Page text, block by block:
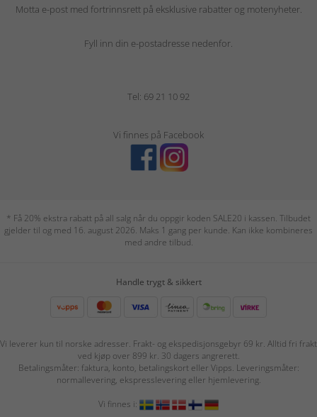
Motta e-post med fortrinnsrett på eksklusive rabatter og motenyheter.
Fyll inn din e-postadresse nedenfor.
Tel: 69 21 10 92
Vi finnes på Facebook
* Få 20% ekstra rabatt på all salg når du oppgir koden SALE20 i kassen. Tilbudet
gjelder til og med 16. august 2026. Maks 1 gang per kunde. Kan ikke kombineres
med andre tilbud.
Handle trygt & sikkert
Vi leverer kun til norske adresser. Frakt- og ekspedisjonsgebyr 69 kr. Alltid fri frakt
ved kjøp over 899 kr. 30 dagers angrerett.
Betalingsmåter: faktura, konto, betalingskort eller Vipps. Leveringsmåter:
normallevering, ekspresslevering eller hjemlevering.
Vi finnes i: